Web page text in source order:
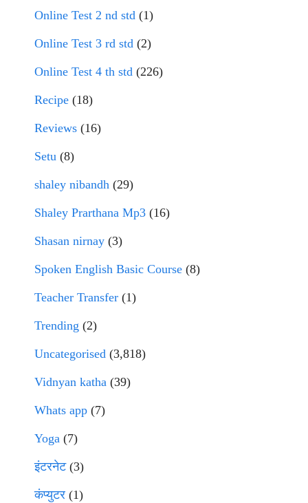
Online Test 2 nd std (1)
Online Test 3 rd std (2)
Online Test 4 th std (226)
Recipe (18)
Reviews (16)
Setu (8)
shaley nibandh (29)
Shaley Prarthana Mp3 (16)
Shasan nirnay (3)
Spoken English Basic Course (8)
Teacher Transfer (1)
Trending (2)
Uncategorised (3,818)
Vidnyan katha (39)
Whats app (7)
Yoga (7)
इंटरनेट(3)
कंप्युटर (1)